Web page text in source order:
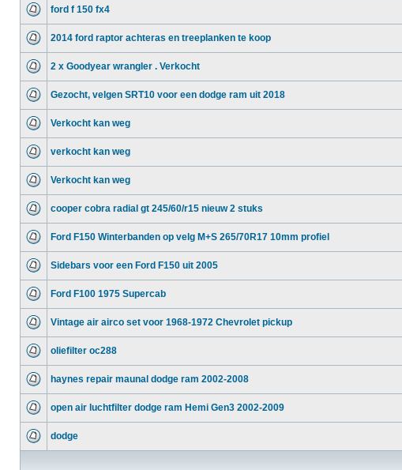
ford f 150 fx4
2014 ford raptor achteras en treeplanken te koop
2 x Goodyear wrangler . Verkocht
Gezocht, velgen SRT10 voor een dodge ram uit 2018
Verkocht kan weg
verkocht kan weg
Verkocht kan weg
cooper cobra radial gt 245/60/r15 nieuw 2 stuks
Ford F150 Winterbanden op velg M+S 265/70R17 10mm profiel
Sidebars voor een Ford F150 uit 2005
Ford F100 1975 Supercab
Vintage air airco set voor 1968-1972 Chevrolet pickup
oliefilter oc288
haynes repair maunal dodge ram 2002-2008
open air luchtfilter dodge ram Hemi Gen3 2002-2009
dodge